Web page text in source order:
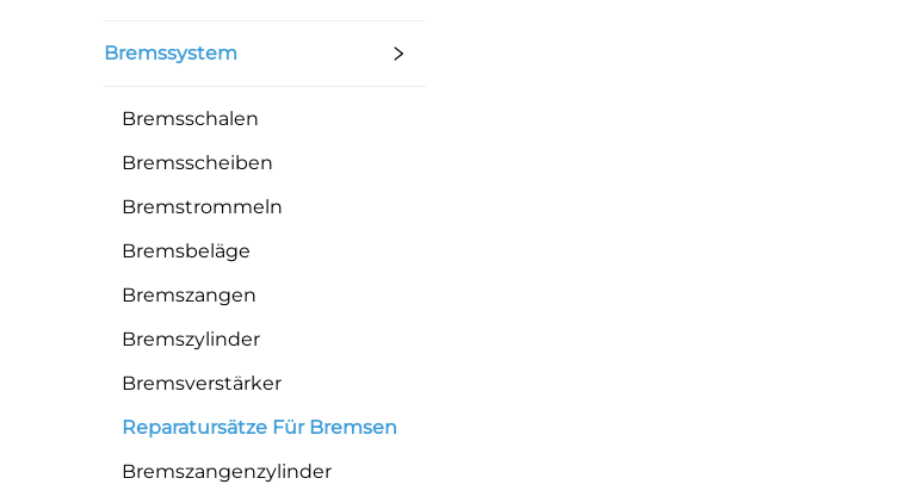
Bremssystem
Bremsschalen
Bremsscheiben
Bremstrommeln
Bremsbeläge
Bremszangen
Bremszylinder
Bremsverstärker
Reparatursätze Für Bremsen
Bremszangenzylinder